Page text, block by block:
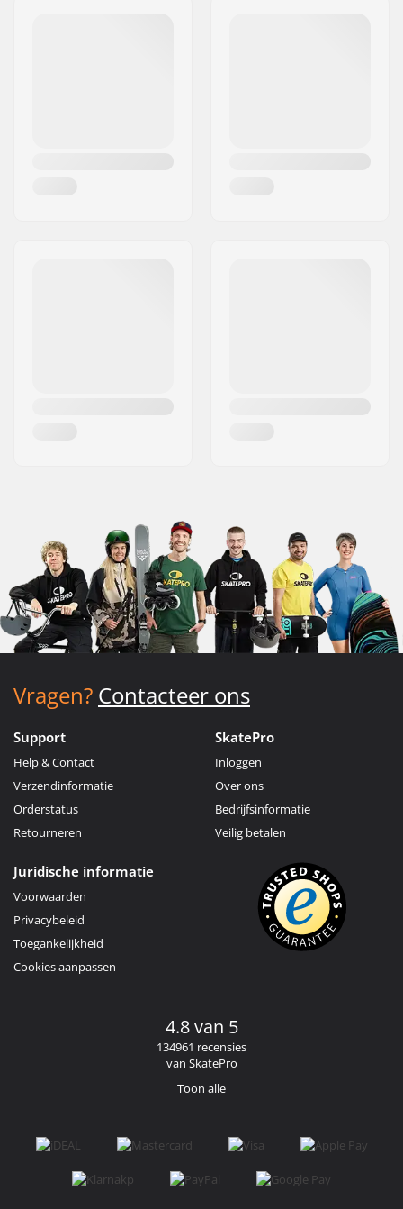
Vragen? Contacteer ons
Support
Help & Contact
Verzendinformatie
Orderstatus
Retourneren
SkatePro
Inloggen
Over ons
Bedrijfsinformatie
Veilig betalen
Juridische informatie
Voorwaarden
Privacybeleid
Toegankelijkheid
Cookies aanpassen
4.8 van 5
134961 recensies
van SkatePro
Toon alle